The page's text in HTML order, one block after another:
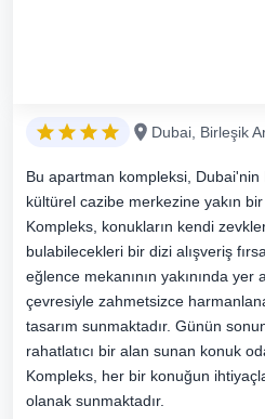
Dubai, Birleşik
Bu apartman kompleksi,
kültürel cazibe merkezine yakın
Kompleks, konukların kendi
bulabilecekleri bir dizi alışveriş
eğlence mekanının yakınında yer
çevresiyle zahmetsizce
tasarım sunmaktadır. Günün
rahatlatıcı bir alan sunan konuk
Kompleks, her bir konuğun
olanak sunmaktadır.